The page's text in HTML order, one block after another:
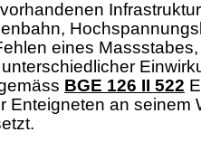
eines
BGE 126 II 522
Enteigneten an seinem